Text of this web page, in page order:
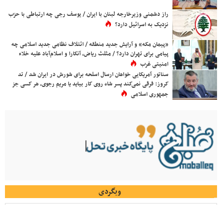
راز دشمنی وزیرخارجه لبنان با ایران / یوسف رجی چه ارتباطی با حزب
نزدیک به اسرائیل دارد؟
«پیمان مکه» و آرایش جدید منطقه / ائتلاف نظامی جدید اسلامی چه
پیامی برای تهران دارد؟ / مثلث ریاض، آنکارا و اسلام‌آباد علیه خلاء
امنیتی غرب
سناتور آمریکایی خواهان ارسال اسلحه برای شورش در ایران شد / تد
کروز: فرقی نمی‌کند پسر شاه روی کار بیاید یا مریم رجوی، هر کسی جز
جمهوری اسلامی
وبگردی